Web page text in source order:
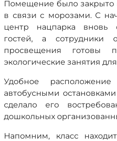
Помещение было закрыто
в связи с морозами. С
центр нацпарка вновь
гостей, а сотрудники
просвещения готовы
экологические занятия
Удобное
автобусными
сделало его
дошкольных
Напомним, класс